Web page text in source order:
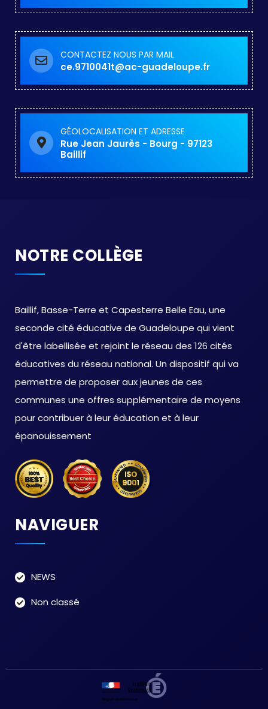
CONTACTEZ NOUS PAR MAIL
ce.9710041t@ac-guadeloupe.fr
GÉOLOCALISATION ET ADRESSE
Rue Jean Jaurès - Bourg - 97123
Baillif
NOTRE COLLÈGE
Baillif, Basse-Terre et Capesterre Belle Eau, une
seconde cité éducative de Guadeloupe qui vient
d'être labellisée et rejoint le réseau des 126 cités
éducatives du réseau national. Un dispositif qui va
permettre de proposer aux jeunes de ces
communes une offres supplémentaire de moyens
pour contribuer à leur éducation et à leur
épanouissement
NAVIGUER
NEWS
Non classé